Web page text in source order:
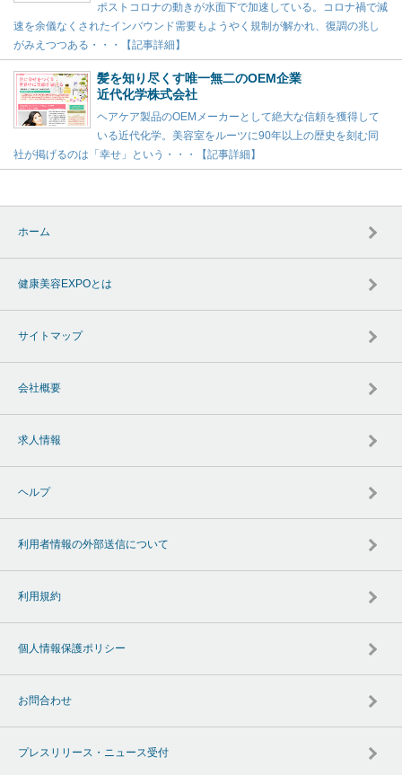
ポストコロナの動きが水面下で加速している。コロナ禍で減
速を余儀なくされたインバウンド需要もようやく規制が解かれ、復調の兆し
がみえつつある・・・【記事詳細】
髪を知り尽くす唯一無二のOEM企業
近代化学株式会社
ヘアケア製品のOEMメーカーとして絶大な信頼を獲得して
いる近代化学。美容室をルーツに90年以上の歴史を刻む同
社が掲げるのは「幸せ」という・・・【記事詳細】
ホーム
健康美容EXPOとは
サイトマップ
会社概要
求人情報
ヘルプ
利用者情報の外部送信について
利用規約
個人情報保護ポリシー
お問合わせ
プレスリリース・ニュース受付